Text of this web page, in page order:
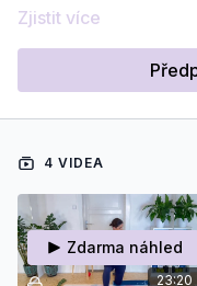
Zjistit více
4 VIDEA
23:20
Zdarma náhled